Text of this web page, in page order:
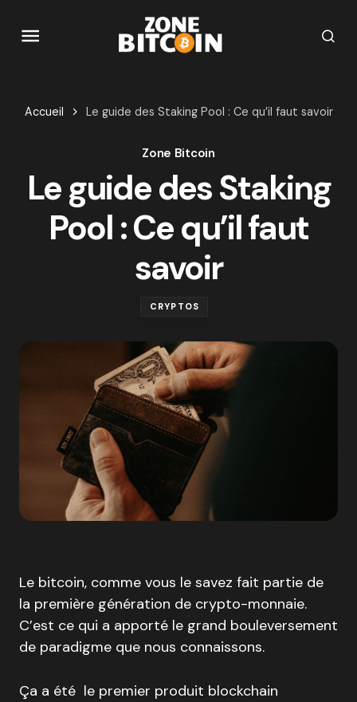
Accueil Le guide des Staking Pool : Ce qu’il faut savoir
Zone Bitcoin
Le guide des Staking
Pool : Ce qu’il faut
savoir
CRYPTOS
Le bitcoin, comme vous le savez fait partie de
la première génération de crypto-monnaie.
C’est ce qui a apporté le grand bouleversement
de paradigme que nous connaissons.
Ça a été le premier produit blockchain